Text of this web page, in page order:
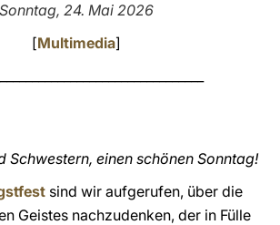
Sonntag, 24. Mai 2026
[Multimedia]
Schwestern, einen schönen Sonntag!
sind wir aufgerufen, über die
Geistes nachzudenken, der in Fülle